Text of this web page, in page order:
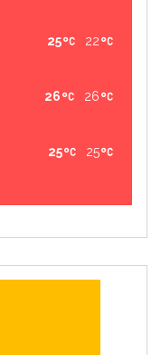
22
25
26
26
25
25